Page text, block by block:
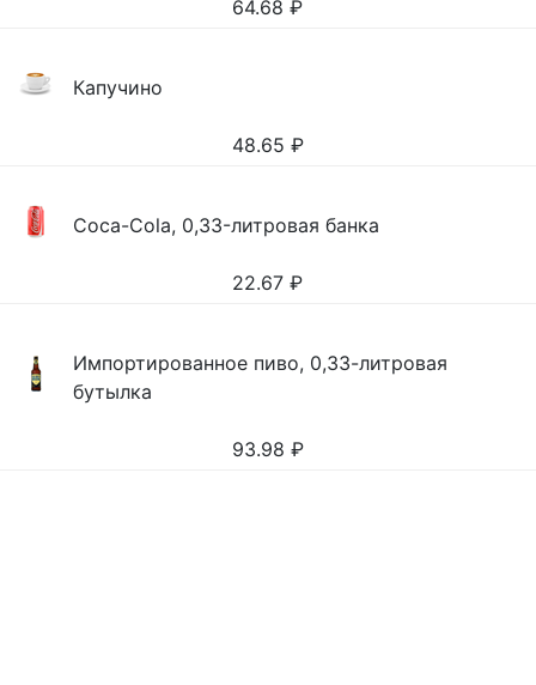
64.68 ₽
Капучино
48.65 ₽
Coca-Cola, 0,33-литровая банка
22.67 ₽
Импортированное пиво, 0,33-литровая
бутылка
93.98 ₽